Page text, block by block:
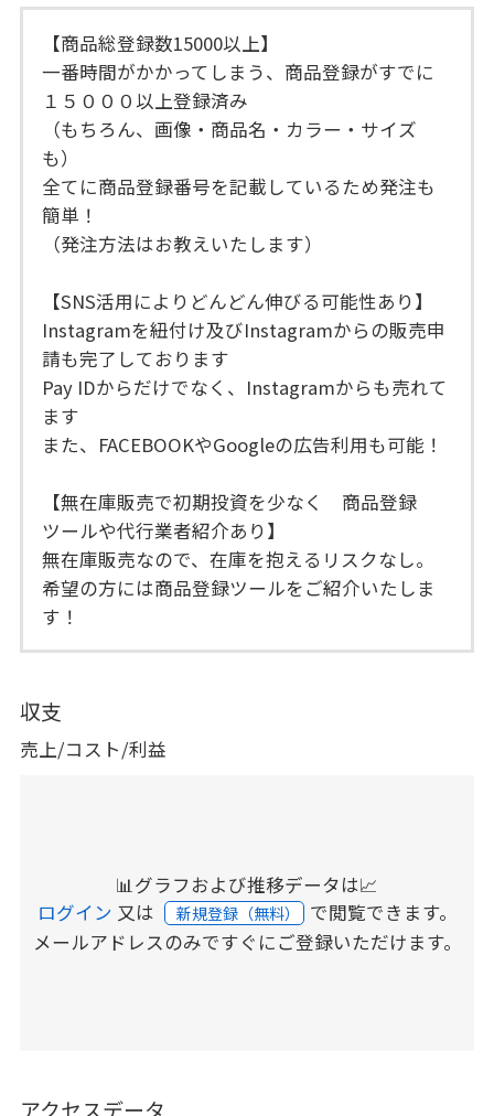
【商品総登録数15000以上】
一番時間がかかってしまう、商品登録がすでに
１５０００以上登録済み
（もちろん、画像・商品名・カラー・サイズ
も）
全てに商品登録番号を記載しているため発注も
簡単！
（発注方法はお教えいたします）
【SNS活用によりどんどん伸びる可能性あり】
Instagramを紐付け及びInstagramからの販売申
請も完了しております
Pay IDからだけでなく、Instagramからも売れて
ます
また、FACEBOOKやGoogleの広告利用も可能！
【無在庫販売で初期投資を少なく 商品登録
ツールや代行業者紹介あり】
無在庫販売なので、在庫を抱えるリスクなし。
希望の方には商品登録ツールをご紹介いたしま
す！
収支
売上/コスト/利益
📊グラフおよび推移データは📈
ログイン 又は 新規登録（無料） で閲覧できます。
メールアドレスのみですぐにご登録いただけます。
アクセスデータ